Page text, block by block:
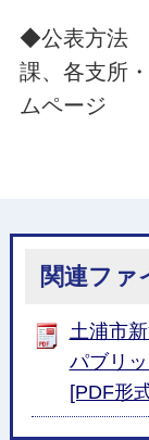
◆公表方
課、各支所
ムページ
関連ファ
土浦市
パブリ
[PDF形